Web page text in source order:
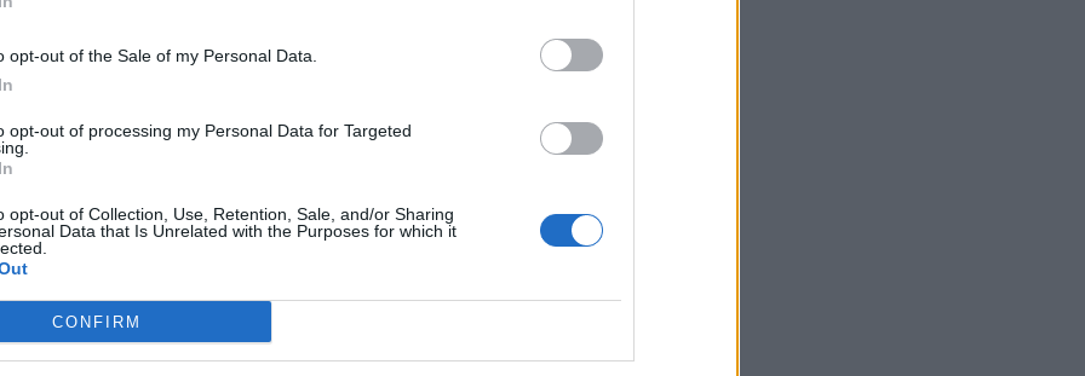
opt-out of the Sale of my Personal Data.
opt-out of processing my Personal Data for Targeted
opt-out of Collection, Use, Retention, Sale, and/or Sharing
Data that Is Unrelated with the Purposes for which it
CONFIRM
outra Loja CTT ou morada que mais lhe convier.
- Nacionais
de Faturas
de Portagens
de Vales